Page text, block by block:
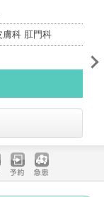
膚科 肛門科
予約 急患